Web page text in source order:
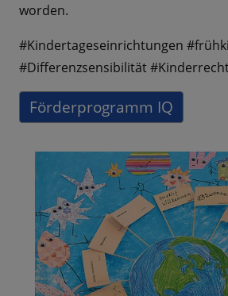
worden.
#Kindertageseinrichtungen
#Differenzsensibilität
Förderprogramm IQ